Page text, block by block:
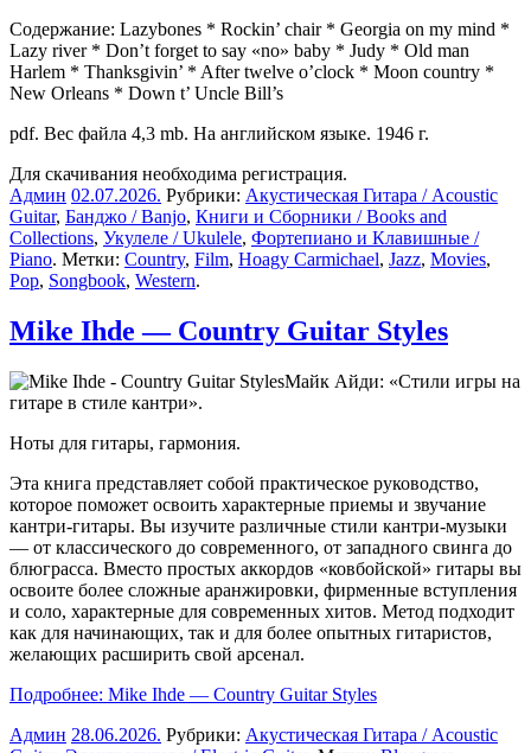
Содержание: Lazybones * Rockin’ chair * Georgia on my mind *
Lazy river * Don’t forget to say «no» baby * Judy * Old man
Harlem * Thanksgivin’ * After twelve o’clock * Moon country *
New Orleans * Down t’ Uncle Bill’s
pdf. Вес файла 4,3 mb. На английском языке. 1946 г.
Для скачивания необходима регистрация.
Админ 02.07.2026. Рубрики: Акустическая Гитара / Acoustic
Guitar, Банджо / Banjo, Книги и Сборники / Books and
Collections, Укулеле / Ukulele, Фортепиано и Клавишные /
Piano. Метки: Country, Film, Hoagy Carmichael, Jazz, Movies,
Pop, Songbook, Western.
Mike Ihde — Country Guitar Styles
Майк Айди: «Стили игры на
гитаре в стиле кантри».
Ноты для гитары, гармония.
Эта книга представляет собой практическое руководство,
которое поможет освоить характерные приемы и звучание
кантри-гитары. Вы изучите различные стили кантри-музыки
— от классического до современного, от западного свинга до
блюграсса. Вместо простых аккордов «ковбойской» гитары вы
освоите более сложные аранжировки, фирменные вступления
и соло, характерные для современных хитов. Метод подходит
как для начинающих, так и для более опытных гитаристов,
желающих расширить свой арсенал.
Подробнее: Mike Ihde — Country Guitar Styles
Админ 28.06.2026. Рубрики: Акустическая Гитара / Acoustic